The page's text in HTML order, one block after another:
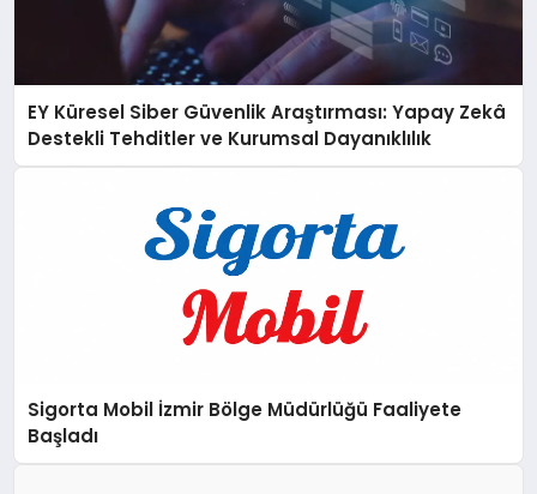
EY Küresel Siber Güvenlik Araştırması: Yapay Zekâ
Destekli Tehditler ve Kurumsal Dayanıklılık
Sigorta Mobil İzmir Bölge Müdürlüğü Faaliyete
Başladı